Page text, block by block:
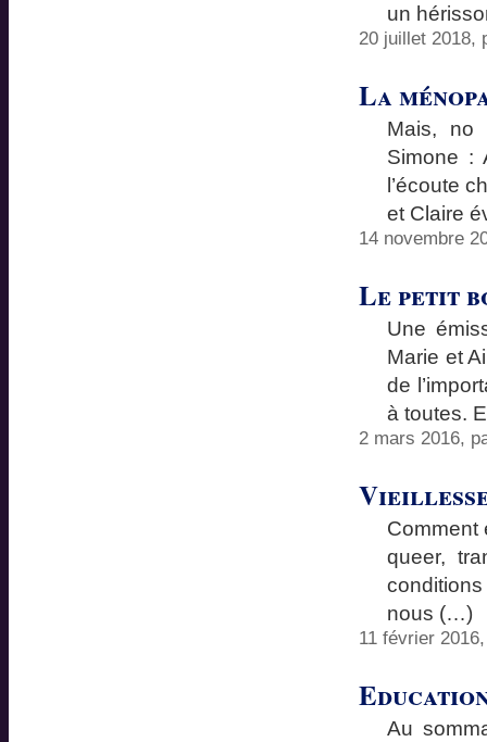
un
20 juillet 2018,
La
Mais, no
Simone :
l’écoute
et Claire
14 novembre
Le petit
Une
Marie et
de
à toutes.
2 mars 2016,
Comment
queer,
nous (…)
11 février
Au